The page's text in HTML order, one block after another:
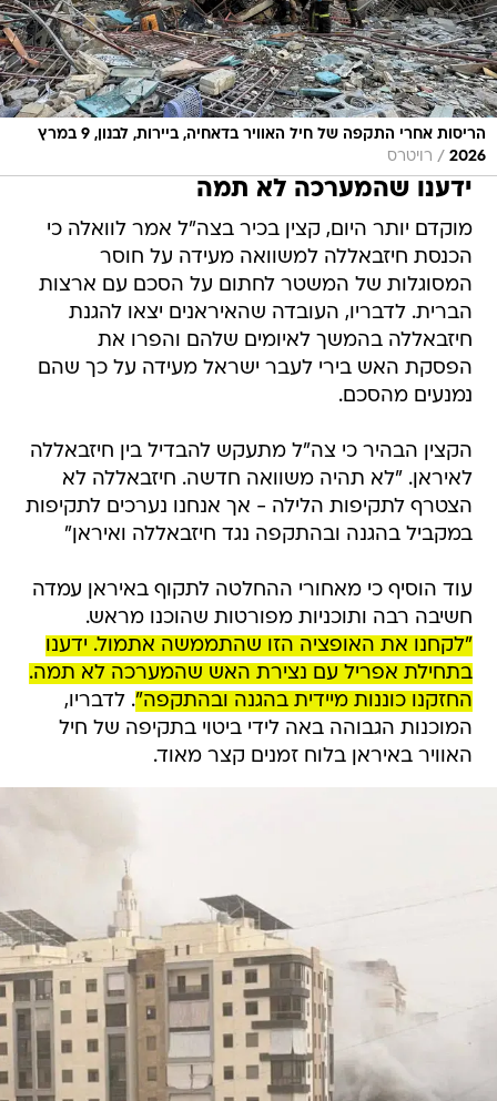
הריסות אחרי התקפה של חיל האוויר בדאחיה, ביירות, לבנון, 9 במרץ
2026
/ רויטרס
ידענו שהמערכה לא תמה
מוקדם יותר היום, קצין בכיר בצה"ל אמר לוואלה כי
הכנסת חיזבאללה למשוואה מעידה על חוסר
המסוגלות של המשטר לחתום על הסכם עם ארצות
הברית. לדבריו, העובדה שהאיראנים יצאו להגנת
חיזבאללה בהמשך לאיומים שלהם והפרו את
הפסקת האש בירי לעבר ישראל מעידה על כך שהם
נמנעים מהסכם.
הקצין הבהיר כי צה"ל מתעקש להבדיל בין חיזבאללה
לאיראן. "לא תהיה משוואה חדשה. חיזבאללה לא
הצטרף לתקיפות הלילה - אך אנחנו נערכים לתקיפות
במקביל בהגנה ובהתקפה נגד חיזבאללה ואיראן"
עוד הוסיף כי מאחורי ההחלטה לתקוף באיראן עמדה
חשיבה רבה ותוכניות מפורטות שהוכנו מראש.
"לקחנו את האופציה הזו שהתממשה אתמול. ידענו
בתחילת אפריל עם נצירת האש שהמערכה לא תמה.
החזקנו כוננות מיידית בהגנה ובהתקפה". לדבריו,
המוכנות הגבוהה באה לידי ביטוי בתקיפה של חיל
האוויר באיראן בלוח זמנים קצר מאוד.